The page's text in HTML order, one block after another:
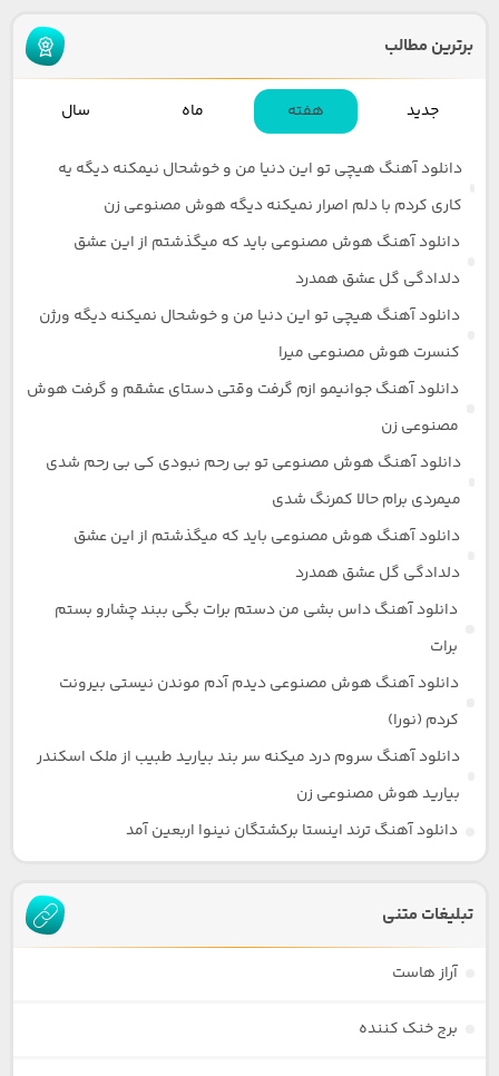
برترین مطالب
جدید هفته ماه سال
دانلود آهنگ هیچی تو این دنیا من و خوشحال نیمکنه دیگه یه
کاری کردم با دلم اصرار نمیکنه دیگه هوش مصنوعی زن
دانلود آهنگ هوش مصنوعی باید که میگذشتم از این عشق
دلدادگی گل عشق همدرد
دانلود آهنگ هیچی تو این دنیا من و خوشحال نمیکنه دیگه ورژن
کنسرت هوش مصنوعی میرا
دانلود آهنگ جوانیمو ازم گرفت وقتی دستای عشقم و گرفت هوش
مصنوعی زن
دانلود آهنگ هوش مصنوعی تو بی رحم نبودی کی بی رحم شدی
میمردی برام حالا کمرنگ شدی
دانلود آهنگ هوش مصنوعی باید که میگذشتم از این عشق
دلدادگی گل عشق همدرد
دانلود آهنگ داس بشی من دستم برات بگی ببند چشارو بستم
برات
دانلود آهنگ هوش مصنوعی دیدم آدم موندن نیستی بیرونت
کردم (نورا)
دانلود آهنگ سروم درد میکنه سر بند بیارید طبیب از ملک اسکندر
بیارید هوش مصنوعی زن
دانلود آهنگ ترند اینستا برکشتگان نینوا اربعین آمد
تبلیغات متنی
آراز هاست
برج خنک کننده